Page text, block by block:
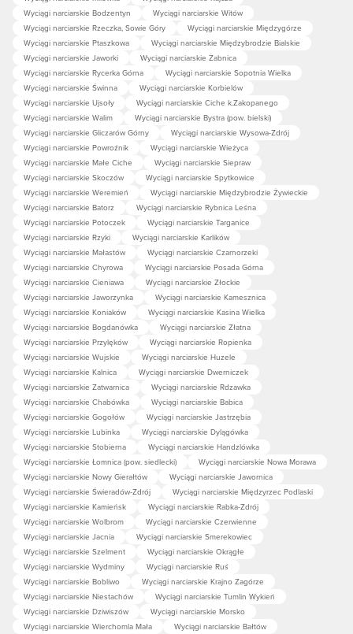
Wyciągi narciarskie Bodzentyn
Wyciągi narciarskie Witów
Wyciągi narciarskie Rzeczka, Sowie Góry
Wyciągi narciarskie Międzygórze
Wyciągi narciarskie Ptaszkowa
Wyciągi narciarskie Międzybrodzie Bialskie
Wyciągi narciarskie Jaworki
Wyciągi narciarskie Żabnica
Wyciągi narciarskie Rycerka Górna
Wyciągi narciarskie Sopotnia Wielka
Wyciągi narciarskie Świnna
Wyciągi narciarskie Korbielów
Wyciągi narciarskie Ujsoły
Wyciągi narciarskie Ciche k.Zakopanego
Wyciągi narciarskie Walim
Wyciągi narciarskie Bystra (pow. bielski)
Wyciągi narciarskie Gliczarów Górny
Wyciągi narciarskie Wysowa-Zdrój
Wyciągi narciarskie Powroźnik
Wyciągi narciarskie Wieżyca
Wyciągi narciarskie Małe Ciche
Wyciągi narciarskie Siepraw
Wyciągi narciarskie Skoczów
Wyciągi narciarskie Spytkowice
Wyciągi narciarskie Weremień
Wyciągi narciarskie Międzybrodzie Żywieckie
Wyciągi narciarskie Batorz
Wyciągi narciarskie Rybnica Leśna
Wyciągi narciarskie Potoczek
Wyciągi narciarskie Targanice
Wyciągi narciarskie Rzyki
Wyciągi narciarskie Karlików
Wyciągi narciarskie Małastów
Wyciągi narciarskie Czarnorzeki
Wyciągi narciarskie Chyrowa
Wyciągi narciarskie Posada Górna
Wyciągi narciarskie Cieniawa
Wyciągi narciarskie Złockie
Wyciągi narciarskie Jaworzynka
Wyciągi narciarskie Kamesznica
Wyciągi narciarskie Koniaków
Wyciągi narciarskie Kasina Wielka
Wyciągi narciarskie Bogdanówka
Wyciągi narciarskie Złatna
Wyciągi narciarskie Przylęków
Wyciągi narciarskie Ropienka
Wyciągi narciarskie Wujskie
Wyciągi narciarskie Huzele
Wyciągi narciarskie Kalnica
Wyciągi narciarskie Dwerniczek
Wyciągi narciarskie Zatwarnica
Wyciągi narciarskie Rdzawka
Wyciągi narciarskie Chabówka
Wyciągi narciarskie Babica
Wyciągi narciarskie Gogołów
Wyciągi narciarskie Jastrzębia
Wyciągi narciarskie Lubinka
Wyciągi narciarskie Dylągówka
Wyciągi narciarskie Stobierna
Wyciągi narciarskie Handzlówka
Wyciągi narciarskie Łomnica (pow. siedlecki)
Wyciągi narciarskie Nowa Morawa
Wyciągi narciarskie Nowy Gierałtów
Wyciągi narciarskie Jawornica
Wyciągi narciarskie Świeradów-Zdrój
Wyciągi narciarskie Międzyrzec Podlaski
Wyciągi narciarskie Kamieńsk
Wyciągi narciarskie Rabka-Zdrój
Wyciągi narciarskie Wolbrom
Wyciągi narciarskie Czerwienne
Wyciągi narciarskie Jacnia
Wyciągi narciarskie Smerekowiec
Wyciągi narciarskie Szelment
Wyciągi narciarskie Okrągłe
Wyciągi narciarskie Wydminy
Wyciągi narciarskie Ruś
Wyciągi narciarskie Bobliwo
Wyciągi narciarskie Krajno Zagórze
Wyciągi narciarskie Niestachów
Wyciągi narciarskie Tumlin Wykień
Wyciągi narciarskie Dziwiszów
Wyciągi narciarskie Morsko
Wyciągi narciarskie Wierchomla Mała
Wyciągi narciarskie Bałtów